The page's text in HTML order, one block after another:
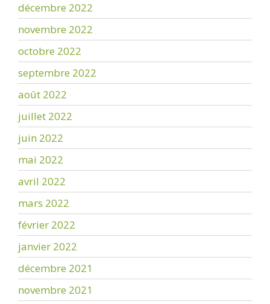
décembre 2022
novembre 2022
octobre 2022
septembre 2022
août 2022
juillet 2022
juin 2022
mai 2022
avril 2022
mars 2022
février 2022
janvier 2022
décembre 2021
novembre 2021